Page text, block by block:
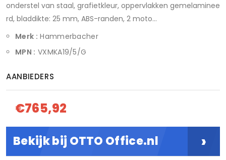
onderstel van staal, grafietkleur, oppervlakken gemelaminee
rd, bladdikte: 25 mm, ABS-randen, 2 moto...
Merk : Hammerbacher
MPN : VXMKA19/5/G
AANBIEDERS
€765,92
Bekijk bij OTTO Office.nl ›